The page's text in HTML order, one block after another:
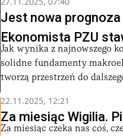
Jest nowa
Ekonomista PZU
Jak wynika z najnowszego
solidne fundamenty
tworzą przestrzeń do
22.11.2025, 12:21
Za miesiąc Wigilia.
Za miesiąc czeka nas coś,